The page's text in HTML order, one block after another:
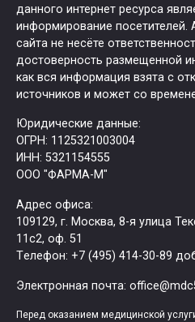
данного интернет ресурса
информирование посетителей.
сайта не несёте
достоверность размещенной
как вся информация взята с
источников и может со
Юридические данные:
ОГРН: 1125321003004
ИНН: 5321154555
ООО "ФАРМА-М"
Адрес офиса:
109129, г. Москва, ​8-я улица
11с2, оф. 51
Tелефон: +7 (495) 414-30-89
Электронная почта:
Перед оказанием медицинской